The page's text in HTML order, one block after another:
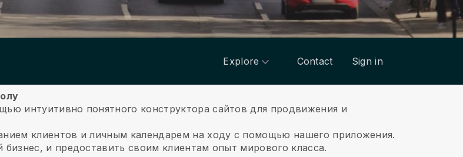
Explore Contact Sign in
интуитивно понятного конструктора сайтов для продвижения и
клиентов и личным календарем на ходу с помощью нашего приложения.
и предоставить своим клиентам опыт мирового класса.